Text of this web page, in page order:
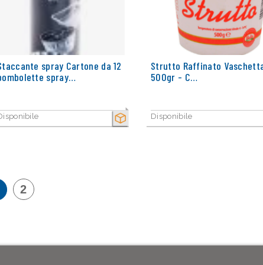
SECCO
spray Cartone da 12
spray…
Strutto Raffinato
500gr - C…
Disponibile
2